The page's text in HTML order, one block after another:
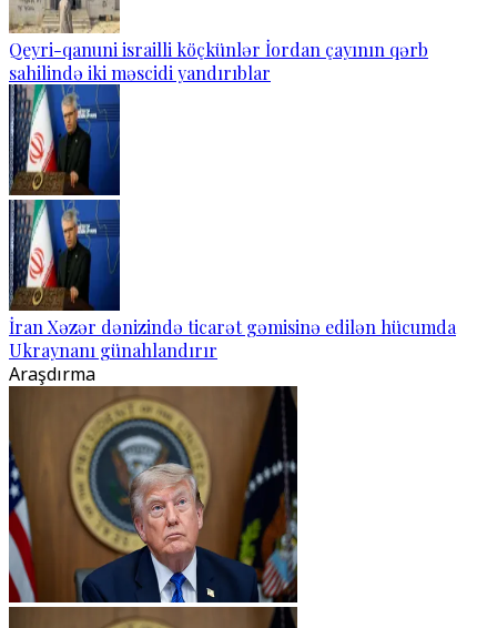
Qeyri-qanuni israilli köçkünlər İordan çayının qərb
sahilində iki məscidi yandırıblar
İran Xəzər dənizində ticarət gəmisinə edilən hücumda
Ukraynanı günahlandırır
Araşdırma